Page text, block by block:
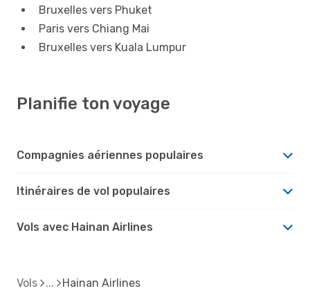
Bruxelles vers Phuket
Paris vers Chiang Mai
Bruxelles vers Kuala Lumpur
Planifie ton voyage
Compagnies aériennes populaires
Itinéraires de vol populaires
Vols avec Hainan Airlines
Vols Hainan Airlines